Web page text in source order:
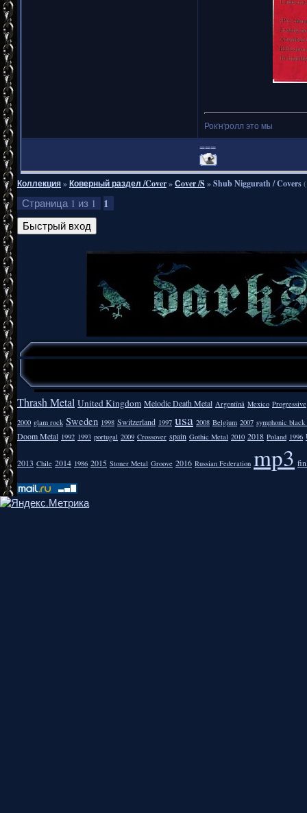
Рок'н'ролл это мы
===
Коллекция»Коверный раздел /Cover»Сover /S »Shub Niggurath / Covers
Страница 1 из 1 1
Thrash Metal United Kingdom Melodic Death Metal Argentīnā Mexico Progressive
2000 glam rock Sweden 1998 Switzerland 1997 usa 2008 Belgium 2007 symphonic
Doom Metal 1992 1993 portugal 2009 Crossover spain Gothic Metal 2010 2018 Poland 1996
2013 Chile 2014 1986 2015 Stoner Metal Groove 2016 Russian Federation mp3